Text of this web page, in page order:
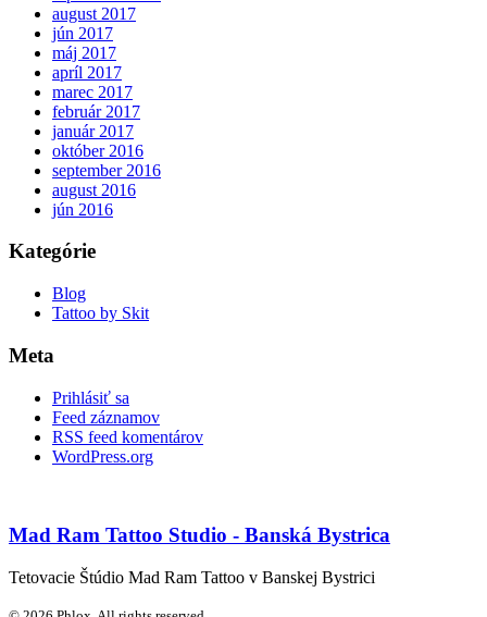
august 2017
jún 2017
máj 2017
apríl 2017
marec 2017
február 2017
január 2017
október 2016
september 2016
august 2016
jún 2016
Kategórie
Blog
Tattoo by Skit
Meta
Prihlásiť sa
Feed záznamov
RSS feed komentárov
WordPress.org
Mad Ram Tattoo Studio - Banská Bystrica
Tetovacie Štúdio Mad Ram Tattoo v Banskej Bystrici